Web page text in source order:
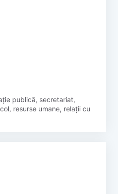
publică, secretariat,
resurse umane, relații cu